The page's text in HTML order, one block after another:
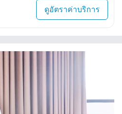
ดูอัตราค่าบริการ